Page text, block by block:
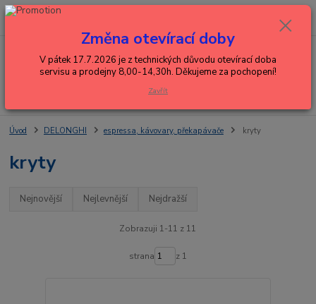
Menu
+420 602 288 130
0,00 Kč
Úvod DELONGHI espressa, kávovary, překapávače kryty
kryty
Nejnovější Nejlevnější Nejdražší
Zobrazuji 1-11 z 11
strana z 1
Změna otevírací doby
V pátek 17.7.2026 je z technických důvodu otevírací doba
servisu a prodejny 8,00-14,30h. Děkujeme za pochopení!
Zavřít